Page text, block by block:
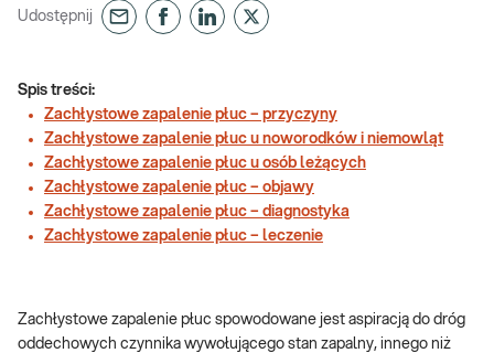
Udostępnij
Spis treści:
Zachłystowe zapalenie płuc – przyczyny
Zachłystowe zapalenie płuc u noworodków i niemowląt
Zachłystowe zapalenie płuc u osób leżących
Zachłystowe zapalenie płuc – objawy
Zachłystowe zapalenie płuc – diagnostyka
Zachłystowe zapalenie płuc – leczenie
Zachłystowe zapalenie płuc spowodowane jest aspiracją do dróg
oddechowych czynnika wywołującego stan zapalny, innego niż